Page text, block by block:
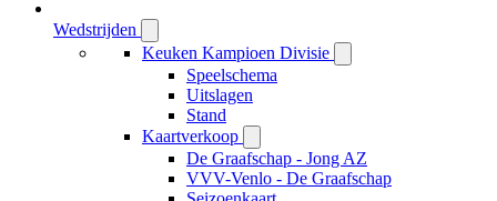
Wedstrijden
Keuken Kampioen Divisie
Speelschema
Uitslagen
Stand
Kaartverkoop
De Graafschap - Jong AZ
VVV-Venlo - De Graafschap